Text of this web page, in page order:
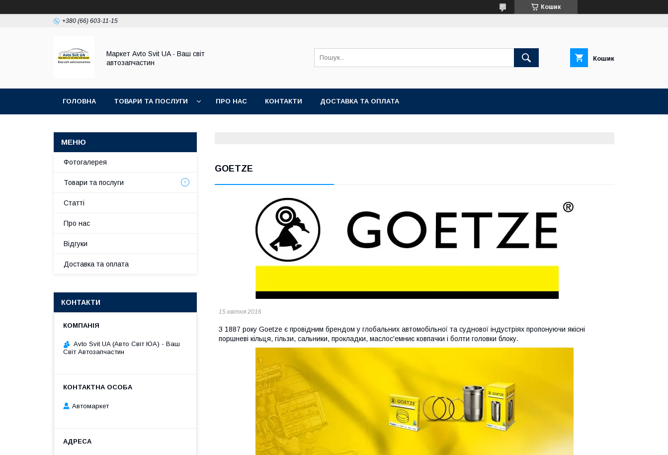
Кошик
+380 (66) 603-11-15
Маркет Avto Svit UA - Ваш світ
автозапчастин
Кошик
ГОЛОВНА ТОВАРИ ТА ПОСЛУГИ ПРО НАС КОНТАКТИ ДОСТАВКА ТА ОПЛАТА
GOETZE
15 квітня 2016
З 1887 року Goetze є провідним брендом у глобальних автомобільної та суднової індустріях пропонуючи якісні
поршневі кільця, гільзи, сальники, прокладки, маслос'емниє ковпачки і болти головки блоку.
Фотогалерея
Товари та послуги
Статті
Про нас
Відгуки
Доставка та оплата
КОНТАКТИ
Avto Svit UA (Авто Світ ЮА) - Ваш
Світ Автозапчастин
Автомаркет